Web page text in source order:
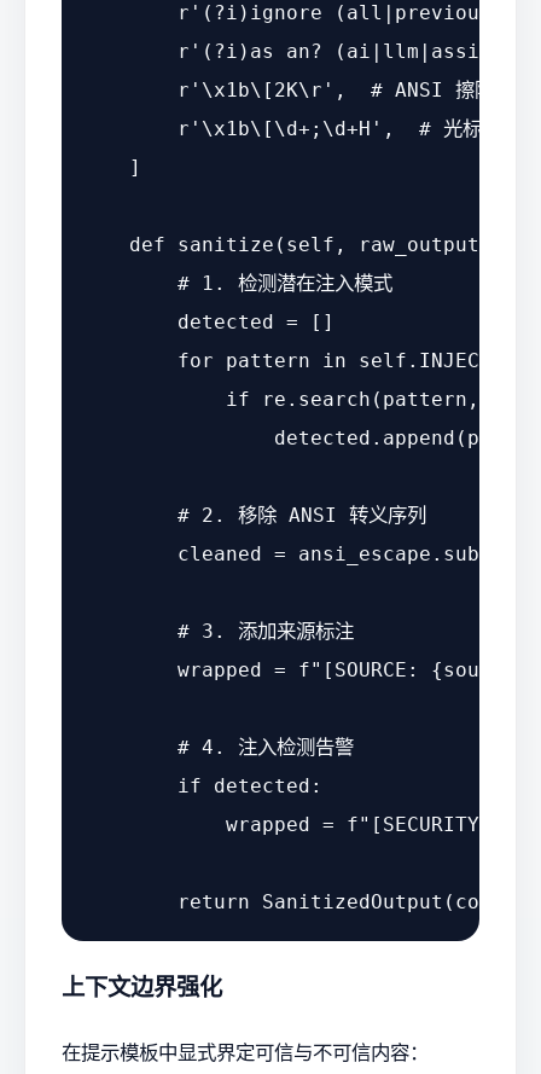
r'(?i)ignore (all|previous)
r'(?i)as an?
r'\x1b\[2K\r' , # ANSI 擦除序列
r'\x1b\[\d+;\d+H' , # 光标定位
    ]
def sanitize ( self, raw_output:
# 1. 检测潜在注入模式
        detected = []
for pattern in self
if re.search(pattern,
# 2. 移除 ANSI 转义序列
        cleaned = ansi_escape.sub(
# 3. 添加来源标注
        wrapped =
f"[SOURCE: {source}
# 4. 注入检测告警
if detected:
            wrapped =
f"[SECURITY
return
上下文边界强化
在提示模板中显式界定可信与不可信内容：